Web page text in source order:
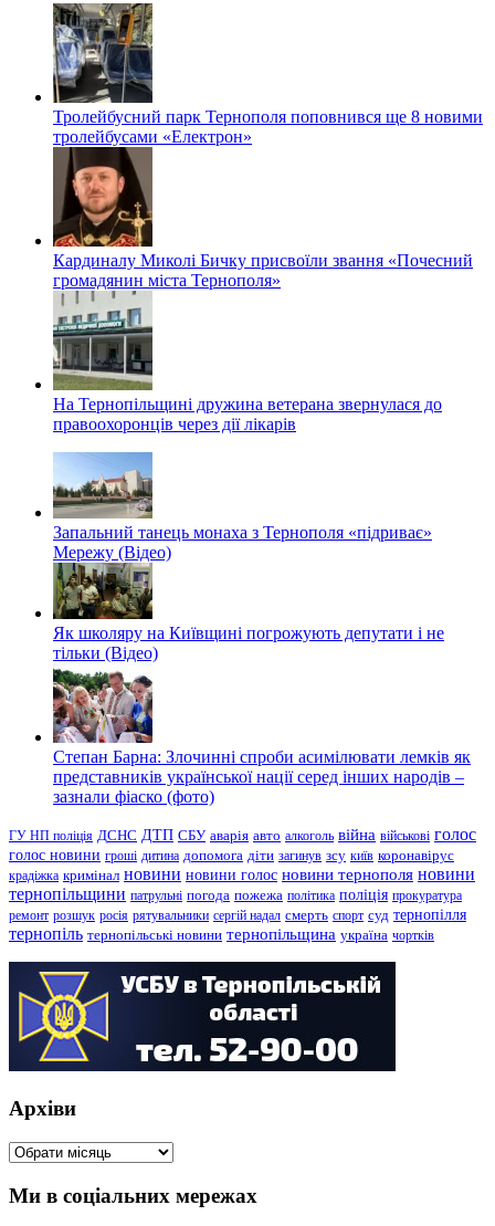
Тролейбусний парк Тернополя поповнився ще 8 новими
тролейбусами «Електрон»
Кардиналу Миколі Бичку присвоїли звання «Почесний
громадянин міста Тернополя»
На Тернопільщині дружина ветерана звернулася до
правоохоронців через дії лікарів
Запальний танець монаха з Тернополя «підриває»
Мережу (Відео)
Як школяру на Київщині погрожують депутати і не
тільки (Відео)
Степан Барна: Злочинні спроби асимілювати лемків як
представників української нації серед інших народів –
зазнали фіаско (фото)
ГУ НП поліція ДСНС ДТП СБУ аварія авто алкоголь війна військові голос
голос новини гроші дитина допомога діти загинув зсу київ коронавірус
крадіжка кримінал новини новини голос новини тернополя новини
тернопільщини патрульні погода пожежа політика поліція прокуратура
ремонт розшук росія рятувальники сергій надал смерть спорт суд тернопілля
тернопіль тернопільські новини тернопільщина україна чортків
Архіви
Архіви
Ми в соціальних мережах